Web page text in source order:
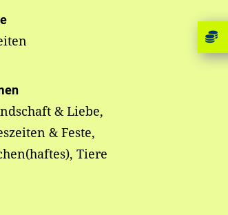
& Liebe,
& Feste,
Tiere